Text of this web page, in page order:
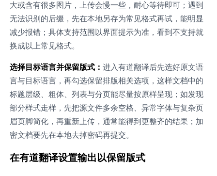
大或含有很多图片，上传会慢一些，耐心等待即可；遇到
无法识别的后缀，先在本地另存为常见格式再试，能明显
减少报错；具体支持范围以界面提示为准，看到不支持就
换成以上常见格式。
选择目标语言并保留版式： 进入有道翻译后先选好原文语
言与目标语言，再勾选保留排版相关选项，这样文档中的
标题层级、粗体、列表与分页能尽量按原样呈现；如发现
部分样式走样，先把源文件多余空格、异常字体与复杂页
眉页脚简化，再重新上传，通常能得到更整齐的结果；加
密文档要先在本地去掉密码再提交。
在有道翻译设置输出以保留版式